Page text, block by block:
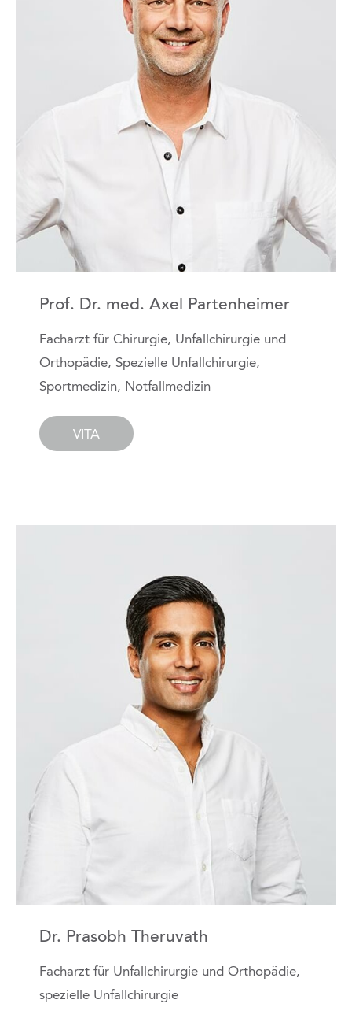
Prof. Dr. med. Axel Partenheimer
Facharzt für Chirurgie, Unfallchirurgie und
Orthopädie, Spezielle Unfallchirurgie,
Sportmedizin, Notfallmedizin
VITA
Dr. Prasobh Theruvath
Facharzt für Unfallchirurgie und Orthopädie,
spezielle Unfallchirurgie